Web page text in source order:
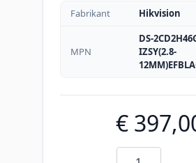
Fabrikant Hikvision
MPN
DS-
IZSY(2.8-
€
Aantal